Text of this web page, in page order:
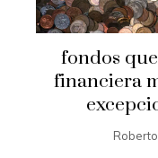
fondos
financiera